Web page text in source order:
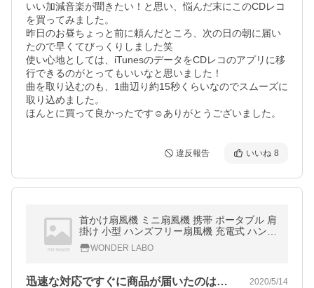
いい加減音楽が聞きたい！と思い、悩んだ末にこのCDレコ
を買ってみました。
昨日のお昼ちょっと前に頼んだところ、次の日の朝に届い
たので早くてびっくりしました笑
使い心地としては、iTunesのデータをCDレコのアプリに移
行できるのがとってもいいなと思いました！
曲を取り込むのも、1曲辺り約15秒くらいなのでスムーズに
取り込めました。
ほんとに買って良かったです︎︎︎︎︎☺︎ありがとうございました。
違反報告 いいね 8
首かけ扇風機 ミニ扇風機 携帯 ポータブル 肩
掛け 小型 ハンズフリー扇風機 充電式 ハンデ
ィ 手持ち USB 卓上 持ち運び コンパクト お
しゃれ 夏物 フェス
WONDER LABO
迅速な対応ですぐに商品が届いたのは良か… 2020/5/14